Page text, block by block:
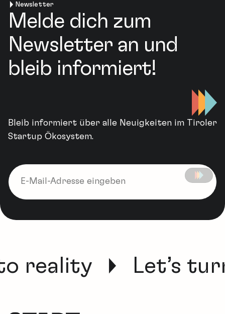
Newsletter
Melde dich zum
Newsletter an und
bleib informiert!
Bleib informiert über alle Neuigkeiten im Tiroler
Startup Ökosystem.
reality Let’s